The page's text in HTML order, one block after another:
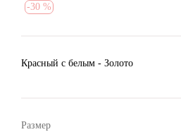
-30 %
Красный c белым - Золото
Размер